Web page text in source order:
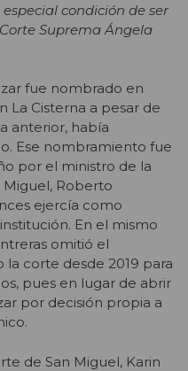
condición de ser
Suprema Ángela
fue nombrado en
La Cisterna a pesar de
anterior, había
Ese nombramiento fue
por el ministro de la
Miguel, Roberto
ejercía como
En el mismo
omitió el
corte desde 2019 para
pues en lugar de abrir
por decisión propia a
de San Miguel, Karin